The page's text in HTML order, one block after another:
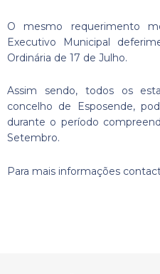
O mesmo requerimento
Executivo Municipal
Ordinária de 17 de Julho.
Assim sendo, todos os
concelho de Esposende,
durante o período
Setembro.
Para mais informações